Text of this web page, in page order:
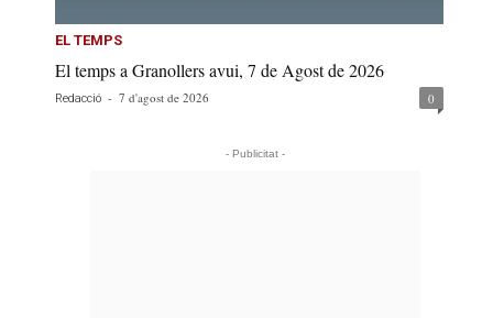
EL TEMPS
El temps a Granollers avui, 7 de Agost de 2026
Redacció - 7 d'agost de 2026 0
- Publicitat -